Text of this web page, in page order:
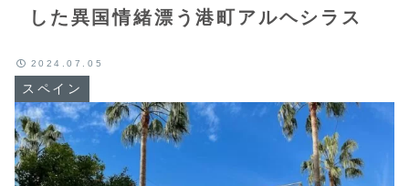
した異国情緒漂う港町アルヘシラス
スペイン
2024.07.05